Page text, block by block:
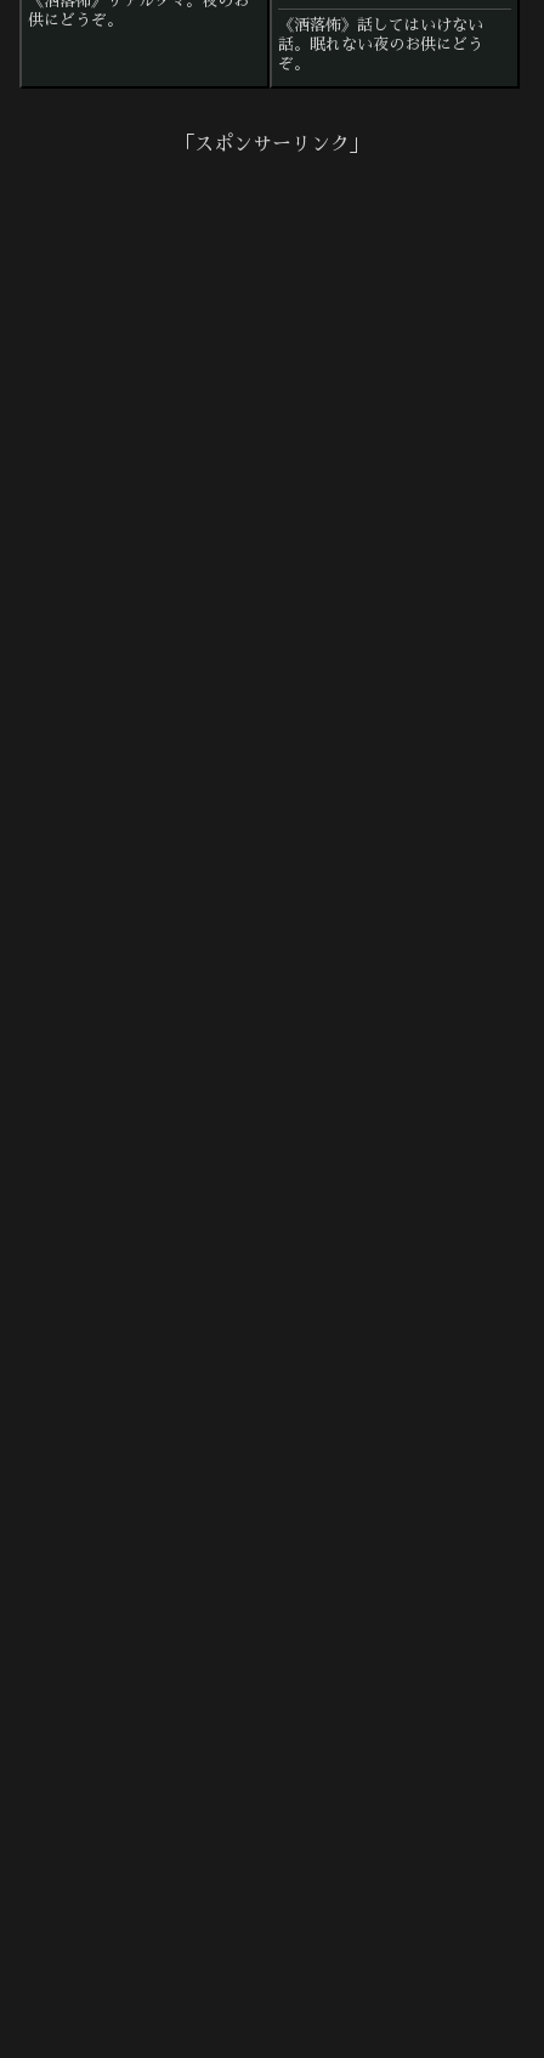
供にどうぞ。
《洒落怖》話してはいけない
話。眠れない夜のお供にどう
ぞ。
「スポンサーリンク」